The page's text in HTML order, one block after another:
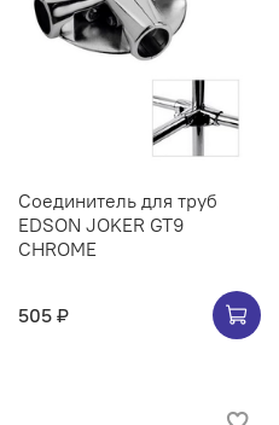
Соединитель для труб
EDSON JOKER GT9
CHROME
505 ₽